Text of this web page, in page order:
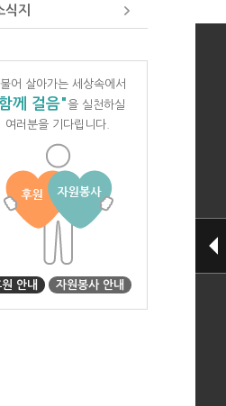
식지
어 살아가는 세상속에서
께 걸음"을 실천하실
여러분을 기다립니다.
안내 자원봉사 안내